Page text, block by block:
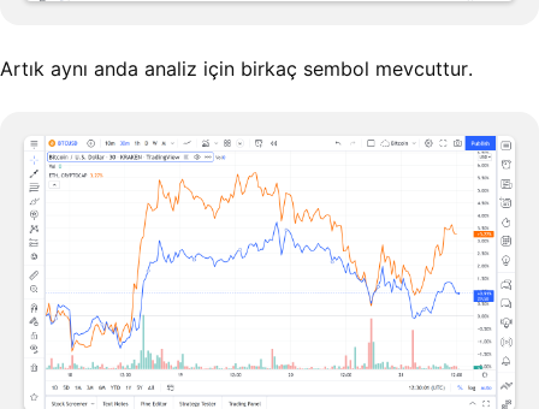
Artık aynı anda analiz için birkaç sembol mevcuttur.